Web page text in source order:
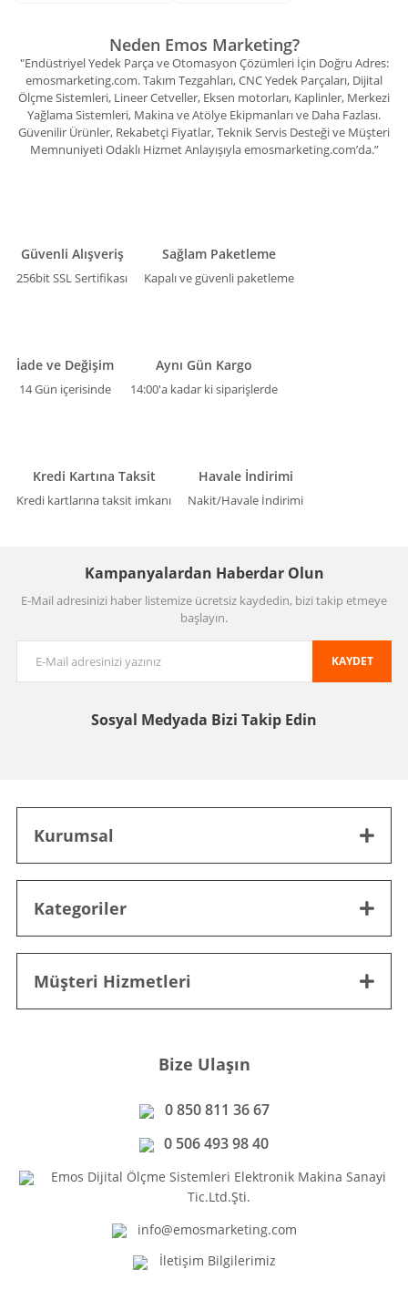
Neden Emos Marketing?
"Endüstriyel Yedek Parça ve Otomasyon Çözümleri İçin Doğru Adres:
emosmarketing.com. Takım Tezgahları, CNC Yedek Parçaları, Dijital
Ölçme Sistemleri, Lineer Cetveller, Eksen motorları, Kaplinler, Merkezi
Yağlama Sistemleri, Makina ve Atölye Ekipmanları ve Daha Fazlası.
Güvenilir Ürünler, Rekabetçi Fiyatlar, Teknik Servis Desteği ve Müşteri
Memnuniyeti Odaklı Hizmet Anlayışıyla emosmarketing.com’da.”
Güvenli Alışveriş
256bit SSL Sertifikası
Sağlam Paketleme
Kapalı ve güvenli paketleme
İade ve Değişim
14 Gün içerisinde
Aynı Gün Kargo
14:00'a kadar ki siparişlerde
Kredi Kartına Taksit
Kredi kartlarına taksit imkanı
Havale İndirimi
Nakit/Havale İndirimi
Kampanyalardan Haberdar Olun
E-Mail adresinizi haber listemize ücretsiz kaydedin, bizi takip etmeye
başlayın.
KAYDET
Sosyal Medyada Bizi Takip Edin
Kurumsal
Kategoriler
Müşteri Hizmetleri
Bize Ulaşın
0 850 811 36 67
0 506 493 98 40
Emos Dijital Ölçme Sistemleri Elektronik Makina Sanayi
Tic.Ltd.Şti.
info@emosmarketing.com
İletişim Bilgilerimiz